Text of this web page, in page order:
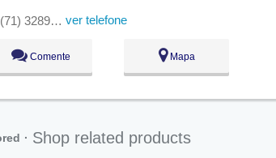
(71) 3289-5509 / (71) 8184-6002 / (71) 9222-7674 ver telefone
Comente Mapa